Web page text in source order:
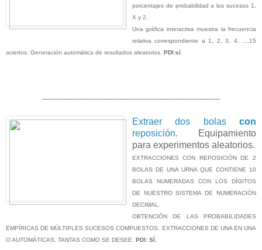
porcentajes de probabilidad a los sucesos 1,
X y 2.
Una gráfica interactiva muestra la frecuencia
relativa correspondiente a 1, 2, 3, 4, ...,15
aciertos. Generación automática de resultados aleatorios. PDI:sí.
----------------------------------------------------------------------------
Extraer dos bolas con
reposición. Equipamiento
para experimentos aleatorios.
EXTRACCIONES CON REPOSICIÓN DE 2
BOLAS DE UNA URNA QUE CONTIENE 10
BOLAS NUMERADAS CON LOS DÍGITOS
DE NUESTRO SISTEMA DE NUMERACIÓN
DECIMAL.
OBTENCIÓN DE LAS PROBABILIDADES
EMPÍRICAS DE MÚLTIPLES SUCESOS COMPUESTOS. EXTRACCIONES DE UNA EN UNA
O AUTOMÁTICAS, TANTAS COMO SE DESEE. PDI: SÍ.